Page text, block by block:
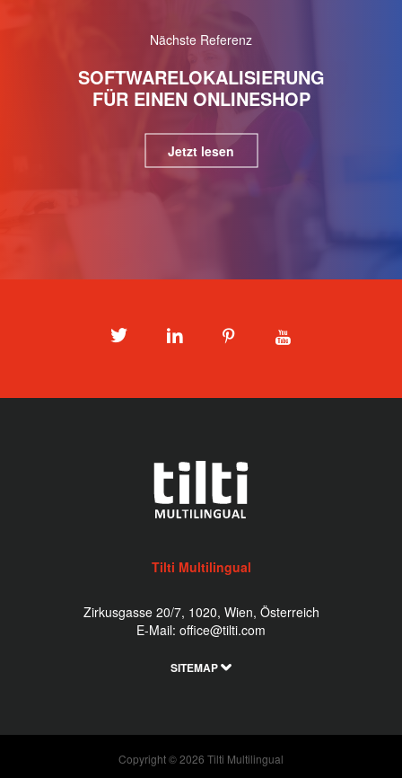
Nächste Referenz
SOFTWARELOKALISIERUNG
FÜR EINEN ONLINESHOP
Jetzt lesen
TwitterLinkedInPinterest
Tilti Multilingual
Zirkusgasse 20/7, 1020, Wien, Österreich
E-Mail: office@tilti.com
SITEMAP
Copyright © 2026 Tilti Multilingual